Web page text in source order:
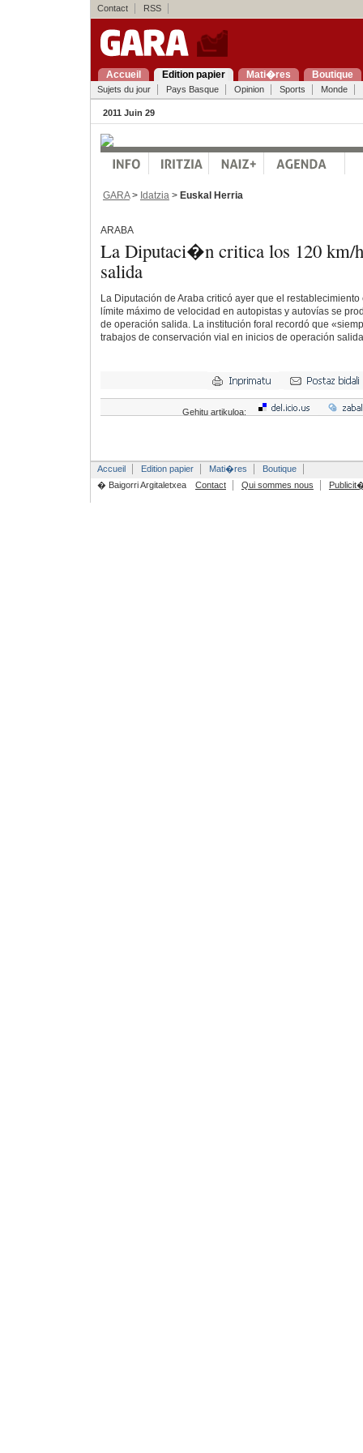
Contact RSS
Accueil Edition papier Mati�res Boutique
Sujets du jour Pays Basque Opinion Sports Monde
2011 Juin 29
GARA> Idatzia > Euskal Herria
ARABA
La Diputaci�n critica los 120 km/
salida
La Diputación de Araba criticó ayer que el
límite máximo de velocidad en autopistas y autovías se
de operación salida. La institución foral recordó que
trabajos de conservación vial en inicios de operación
Gehitu artikuloa:
Accueil Edition papier Mati�res
Boutique
� Baigorri Argitaletxea
Contact Qui sommes nous